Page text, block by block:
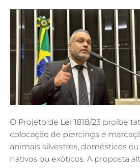
O Projeto de Lei 1818/23 proíbe
colocação de piercings e
animais silvestres, domésticos
nativos ou exóticos. A proposta